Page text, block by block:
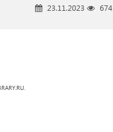
23.11.2023
674